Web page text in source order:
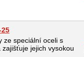
ze speciální oceli s
jejich vysokou